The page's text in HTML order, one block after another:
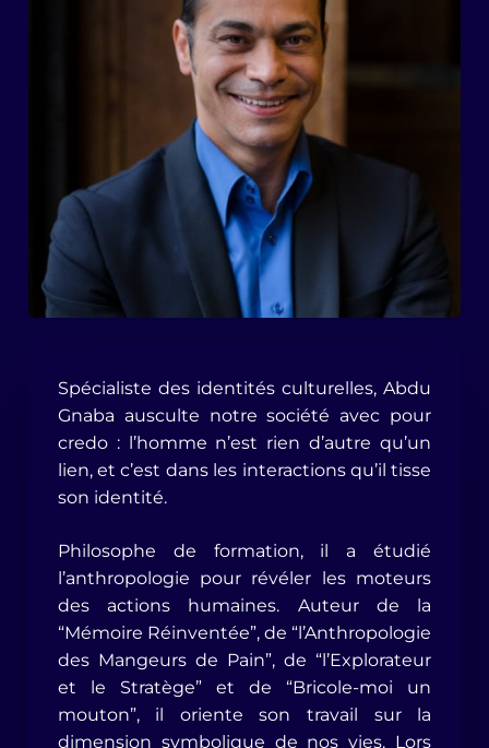
Spécialiste des identités culturelles, Abdu
Gnaba ausculte notre société avec pour
credo : l’homme n’est rien d’autre qu’un
lien, et c’est dans les interactions qu’il tisse
son identité.
Philosophe de formation, il a étudié
l’anthropologie pour révéler les moteurs
des actions humaines. Auteur de la
“Mémoire Réinventée”, de “l’Anthropologie
des Mangeurs de Pain”, de “l’Explorateur
et le Stratège” et de “Bricole-moi un
mouton”, il oriente son travail sur la
dimension symbolique de nos vies. Lors